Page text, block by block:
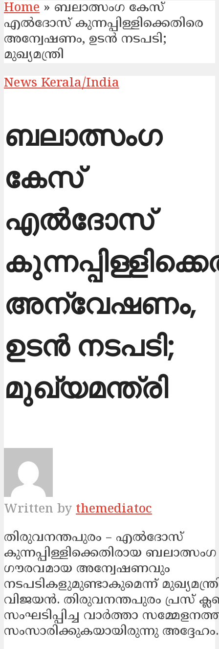
Home » ബലാത്സംഗ കേസ്
എൽദോസ്​ കുന്നപ്പിള്ളിക്കെതിരെ
അന്വേഷണം, ഉടൻ നടപടി;
മുഖ്യമന്ത്രി
News Kerala/India
ബലാത്സംഗ
കേസ്
എൽദോസ്​
അന്വേഷണം,
ഉടൻ നടപടി;
മുഖ്യമന്ത്രി
Written by themediatoc
തിരുവനന്തപുരം – എൽദോസ്​
കുന്നപ്പിള്ളിക്കെതിരായ
ഗൗരവമായ അന്വേഷണവും
നടപടികളുമുണ്ടാകുമെന്ന്
വിജയൻ. തിരുവനന്തപുരം പ്രസ്
സംഘടിപ്പിച്ച വാർത്താ
സംസാരിക്കുകയായിരുന്നു അദ്ദേഹം.